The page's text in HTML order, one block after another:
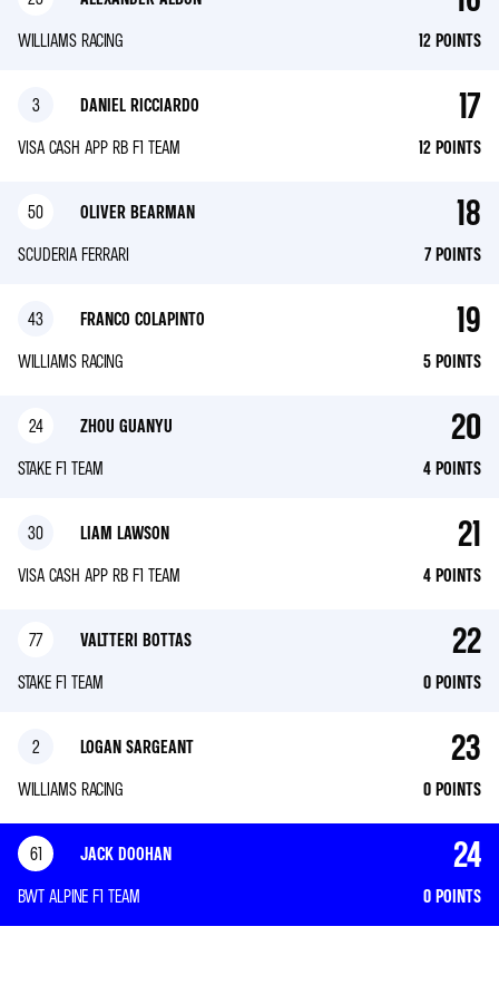
WILLIAMS RACING
12 POINTS
17
3
VISA CASH APP RB F1 TEAM
DANIEL RICCIARDO
12 POINTS
18
50
SCUDERIA FERRARI
OLIVER BEARMAN
7 POINTS
19
43
WILLIAMS RACING
FRANCO COLAPINTO
5 POINTS
20
24
STAKE F1 TEAM
ZHOU GUANYU
4 POINTS
21
30
VISA CASH APP RB F1 TEAM
LIAM LAWSON
4 POINTS
22
77
STAKE F1 TEAM
VALTTERI BOTTAS
0 POINTS
23
2
WILLIAMS RACING
LOGAN SARGEANT
0 POINTS
24
61
BWT ALPINE F1 TEAM
JACK DOOHAN
0 POINTS